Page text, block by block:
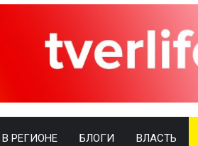
В РЕГИОНЕ БЛОГИ ВЛАСТЬ